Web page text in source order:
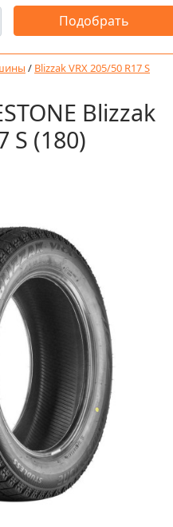
/ Blizzak VRX 205/50 R17 S
Blizzak
S (180)